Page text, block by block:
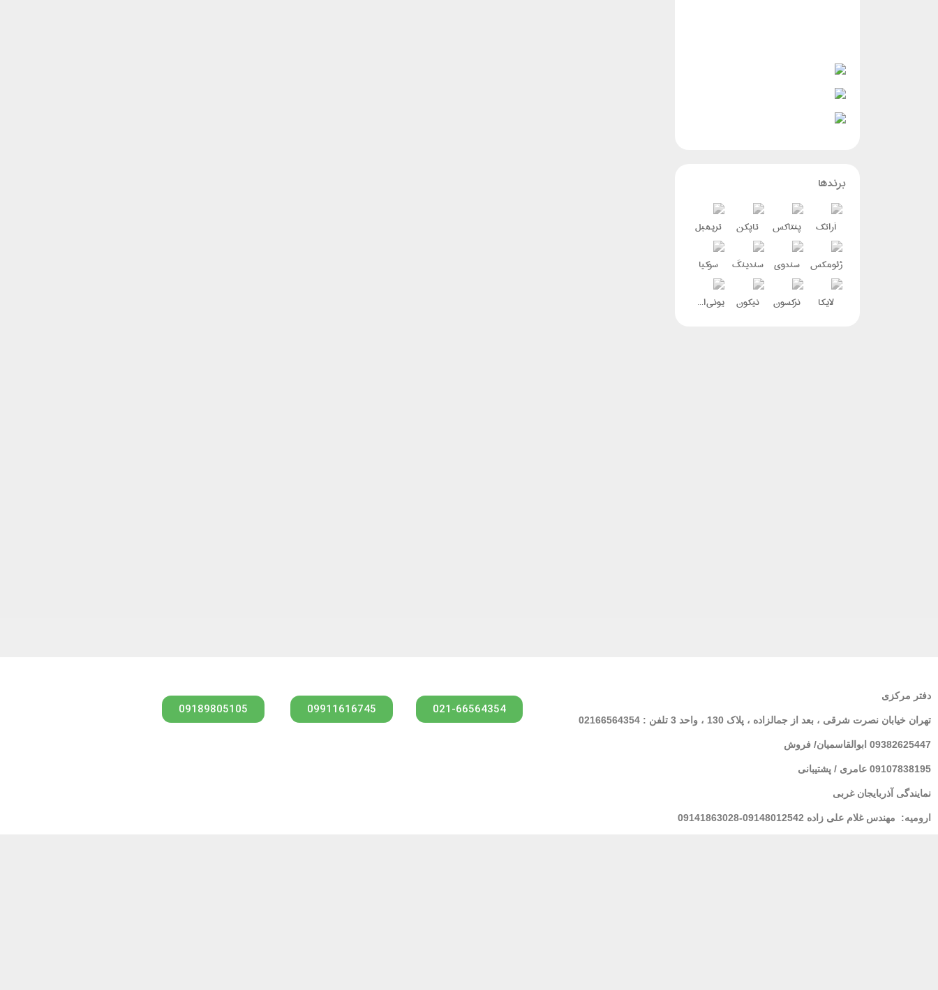
برندها
آراتک پنتاکس تاپکن تریمبل
ژئومکس سندوی سندینگ سوکیا
لایکا نرکسون نیکون یونی استرانگ
دفتر مرکزی
تهران خیابان نصرت شرقی ، بعد از جمالزاده ، پلاک 130 ، واحد 3 تلفن : 02166564354
09382625447 ابوالقاسمیان/ فروش
09107838195 عامری / پشتیبانی
نمایندگی آذربایجان غربی
ارومیه: مهندس غلام علی زاده 09148012542-09141863028
021-66564354
09911616745
09189805105